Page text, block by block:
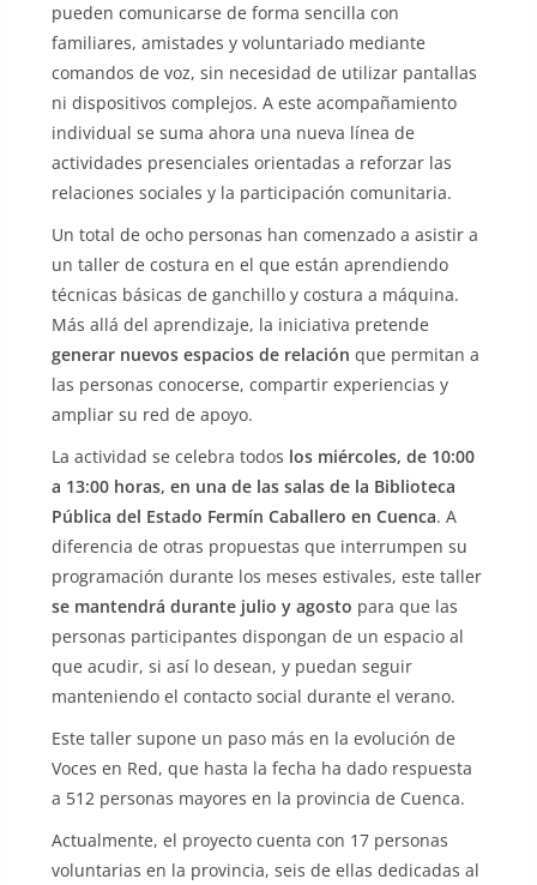
pueden comunicarse de forma sencilla con
familiares, amistades y voluntariado mediante
comandos de voz, sin necesidad de utilizar pantallas
ni dispositivos complejos. A este acompañamiento
individual se suma ahora una nueva línea de
actividades presenciales orientadas a reforzar las
relaciones sociales y la participación comunitaria.
Un total de ocho personas han comenzado a asistir a
un taller de costura en el que están aprendiendo
técnicas básicas de ganchillo y costura a máquina.
Más allá del aprendizaje, la iniciativa pretende
generar nuevos espacios de relación que permitan a
las personas conocerse, compartir experiencias y
ampliar su red de apoyo.
La actividad se celebra todos los miércoles, de 10:00
a 13:00 horas, en una de las salas de la Biblioteca
Pública del Estado Fermín Caballero en Cuenca. A
diferencia de otras propuestas que interrumpen su
programación durante los meses estivales, este taller
se mantendrá durante julio y agosto para que las
personas participantes dispongan de un espacio al
que acudir, si así lo desean, y puedan seguir
manteniendo el contacto social durante el verano.
Este taller supone un paso más en la evolución de
Voces en Red, que hasta la fecha ha dado respuesta
a 512 personas mayores en la provincia de Cuenca.
Actualmente, el proyecto cuenta con 17 personas
voluntarias en la provincia, seis de ellas dedicadas al